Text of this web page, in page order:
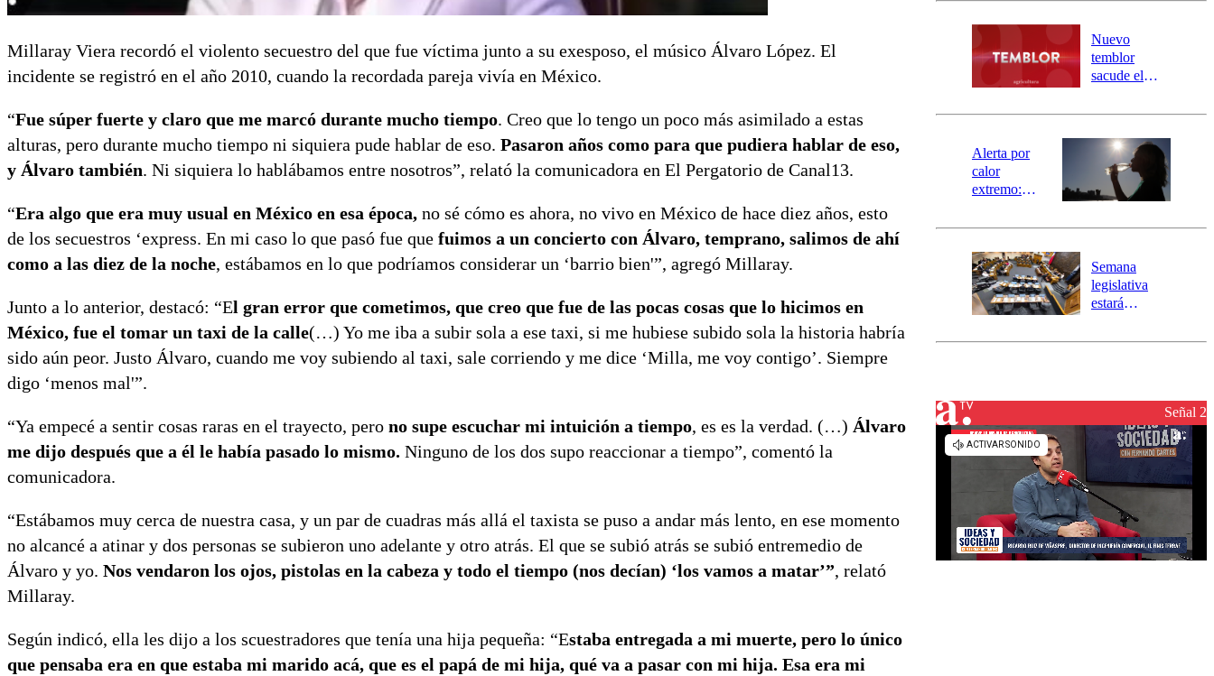
Millaray Viera recordó el violento secuestro del que fue víctima junto a su exesposo, el músico Álvaro López. El
incidente se registró en el año 2010, cuando la recordada pareja vivía en México.
“Fue súper fuerte y claro que me marcó durante mucho tiempo. Creo que lo tengo un poco más asimilado a estas
alturas, pero durante mucho tiempo ni siquiera pude hablar de eso. Pasaron años como para que pudiera hablar de eso,
y Álvaro también. Ni siquiera lo hablábamos entre nosotros”, relató la comunicadora en El Pergatorio de Canal13.
“Era algo que era muy usual en México en esa época, no sé cómo es ahora, no vivo en México de hace diez años, esto
de los secuestros ‘express. En mi caso lo que pasó fue que fuimos a un concierto con Álvaro, temprano, salimos de ahí
como a las diez de la noche, estábamos en lo que podríamos considerar un ‘barrio bien'”, agregó Millaray.
Junto a lo anterior, destacó: “El gran error que cometimos, que creo que fue de las pocas cosas que lo hicimos en
México, fue el tomar un taxi de la calle(…) Yo me iba a subir sola a ese taxi, si me hubiese subido sola la historia habría
sido aún peor. Justo Álvaro, cuando me voy subiendo al taxi, sale corriendo y me dice ‘Milla, me voy contigo’. Siempre
digo ‘menos mal'”.
“Ya empecé a sentir cosas raras en el trayecto, pero no supe escuchar mi intuición a tiempo, es es la verdad. (…) Álvaro
me dijo después que a él le había pasado lo mismo. Ninguno de los dos supo reaccionar a tiempo”, comentó la
comunicadora.
“Estábamos muy cerca de nuestra casa, y un par de cuadras más allá el taxista se puso a andar más lento, en ese momento
no alcancé a atinar y dos personas se subieron uno adelante y otro atrás. El que se subió atrás se subió entremedio de
Álvaro y yo. Nos vendaron los ojos, pistolas en la cabeza y todo el tiempo (nos decían) ‘los vamos a matar’”, relató
Millaray.
Según indicó, ella les dijo a los scuestradores que tenía una hija pequeña: “Estaba entregada a mi muerte, pero lo único
que pensaba era en que estaba mi marido acá, que es el papá de mi hija, qué va a pasar con mi hija. Esa era mi
río Damas:
activa
mensajería
SAE
Nuevo
temblor
sacude el
revisa la
epicentro
Alerta por
calor
extremo:
activa Alerta
Preventiva en
tres comunas
Semana
legislativa
estará
el fin de la
reconstrucciónSeñal 2